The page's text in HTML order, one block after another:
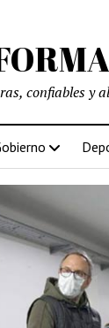
confiables y